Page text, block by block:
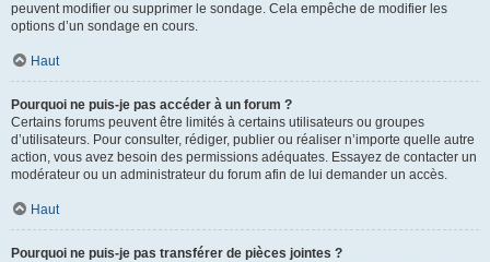
peuvent modifier ou supprimer le sondage. Cela empêche de modifier les
options d’un sondage en cours.
Haut
Pourquoi ne puis-je pas accéder à un forum ?
Certains forums peuvent être limités à certains utilisateurs ou groupes
d’utilisateurs. Pour consulter, rédiger, publier ou réaliser n’importe quelle autre
action, vous avez besoin des permissions adéquates. Essayez de contacter un
modérateur ou un administrateur du forum afin de lui demander un accès.
Haut
Pourquoi ne puis-je pas transférer de pièces jointes ?